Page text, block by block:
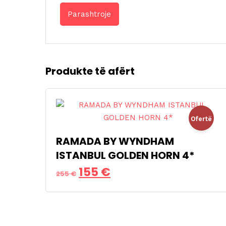
Produkte të afërt
Ofertë
RAMADA BY WYNDHAM
ISTANBUL GOLDEN HORN 4*
255€ Çmimi
origjinal
155 €
i